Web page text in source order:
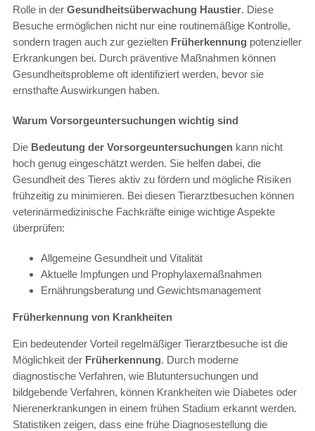
Rolle in der Gesundheitsüberwachung Haustier. Diese
Besuche ermöglichen nicht nur eine routinemäßige Kontrolle,
sondern tragen auch zur gezielten Früherkennung potenzieller
Erkrankungen bei. Durch präventive Maßnahmen können
Gesundheitsprobleme oft identifiziert werden, bevor sie
ernsthafte Auswirkungen haben.
Warum Vorsorgeuntersuchungen wichtig sind
Die Bedeutung der Vorsorgeuntersuchungen kann nicht
hoch genug eingeschätzt werden. Sie helfen dabei, die
Gesundheit des Tieres aktiv zu fördern und mögliche Risiken
frühzeitig zu minimieren. Bei diesen Tierarztbesuchen können
veterinärmedizinische Fachkräfte einige wichtige Aspekte
überprüfen:
Allgemeine Gesundheit und Vitalität
Aktuelle Impfungen und Prophylaxemaßnahmen
Ernährungsberatung und Gewichtsmanagement
Früherkennung von Krankheiten
Ein bedeutender Vorteil regelmäßiger Tierarztbesuche ist die
Möglichkeit der Früherkennung. Durch moderne
diagnostische Verfahren, wie Blutuntersuchungen und
bildgebende Verfahren, können Krankheiten wie Diabetes oder
Nierenerkrankungen in einem frühen Stadium erkannt werden.
Statistiken zeigen, dass eine frühe Diagnosestellung die